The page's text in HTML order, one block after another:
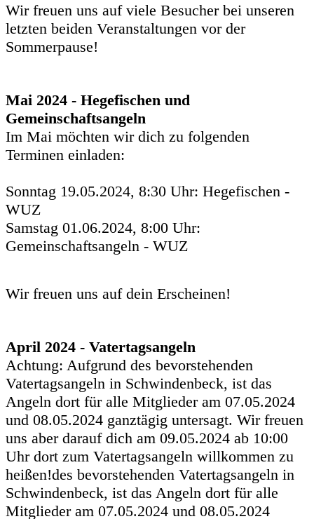
Wir freuen uns auf viele Besucher bei unseren
letzten beiden Veranstaltungen vor der
Sommerpause!
Mai 2024 - Hegefischen und
Gemeinschaftsangeln
Im Mai möchten wir dich zu folgenden
Terminen einladen:
Sonntag 19.05.2024, 8:30 Uhr: Hegefischen -
WUZ
Samstag 01.06.2024, 8:00 Uhr:
Gemeinschaftsangeln - WUZ
Wir freuen uns auf dein Erscheinen!
April 2024 - Vatertagsangeln
Achtung: Aufgrund des bevorstehenden
Vatertagsangeln in Schwindenbeck, ist das
Angeln dort für alle Mitglieder am 07.05.2024
und 08.05.2024 ganztägig untersagt. Wir freuen
uns aber darauf dich am 09.05.2024 ab 10:00
Uhr dort zum Vatertagsangeln willkommen zu
heißen!des bevorstehenden Vatertagsangeln in
Schwindenbeck, ist das Angeln dort für alle
Mitglieder am 07.05.2024 und 08.05.2024